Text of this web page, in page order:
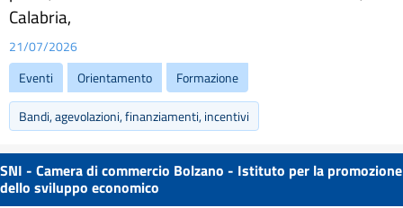
Calabria,
21/07/2026
Eventi
Orientamento Formazione
Bandi, agevolazioni, finanziamenti, incentivi
SNI - Camera di commercio Bolzano - Istituto per la promozione
dello sviluppo economico